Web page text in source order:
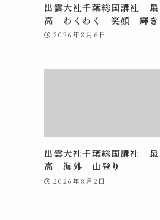
出雲大社千葉総国講社 最
高 わくわく 笑顔 輝き
2026年8月6日
出雲大社千葉総国講社 最
高 海外 山登り
2026年8月2日